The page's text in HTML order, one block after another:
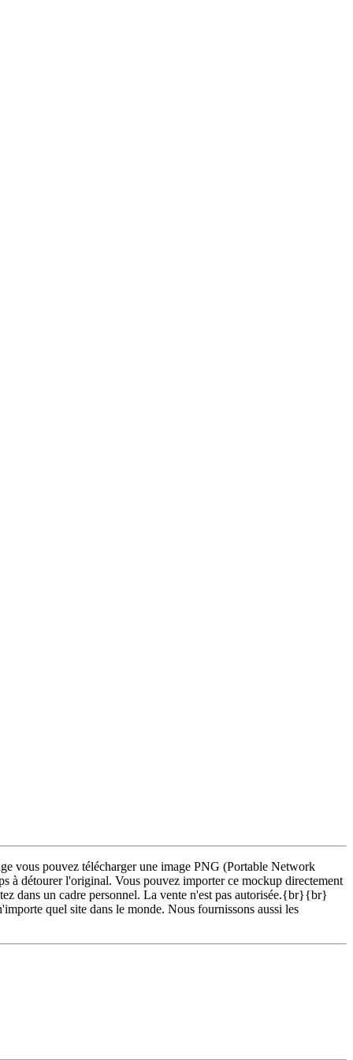
vous pouvez télécharger une image PNG (Portable Network
à détourer l'original. Vous pouvez importer ce mockup directement
dans un cadre personnel. La vente n'est pas autorisée.{br}{br}
quel site dans le monde. Nous fournissons aussi les